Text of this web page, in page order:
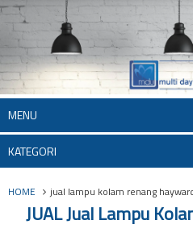
MENU
KATEGORI
HOME jual lampu kolam renang
JUAL Jual Lampu